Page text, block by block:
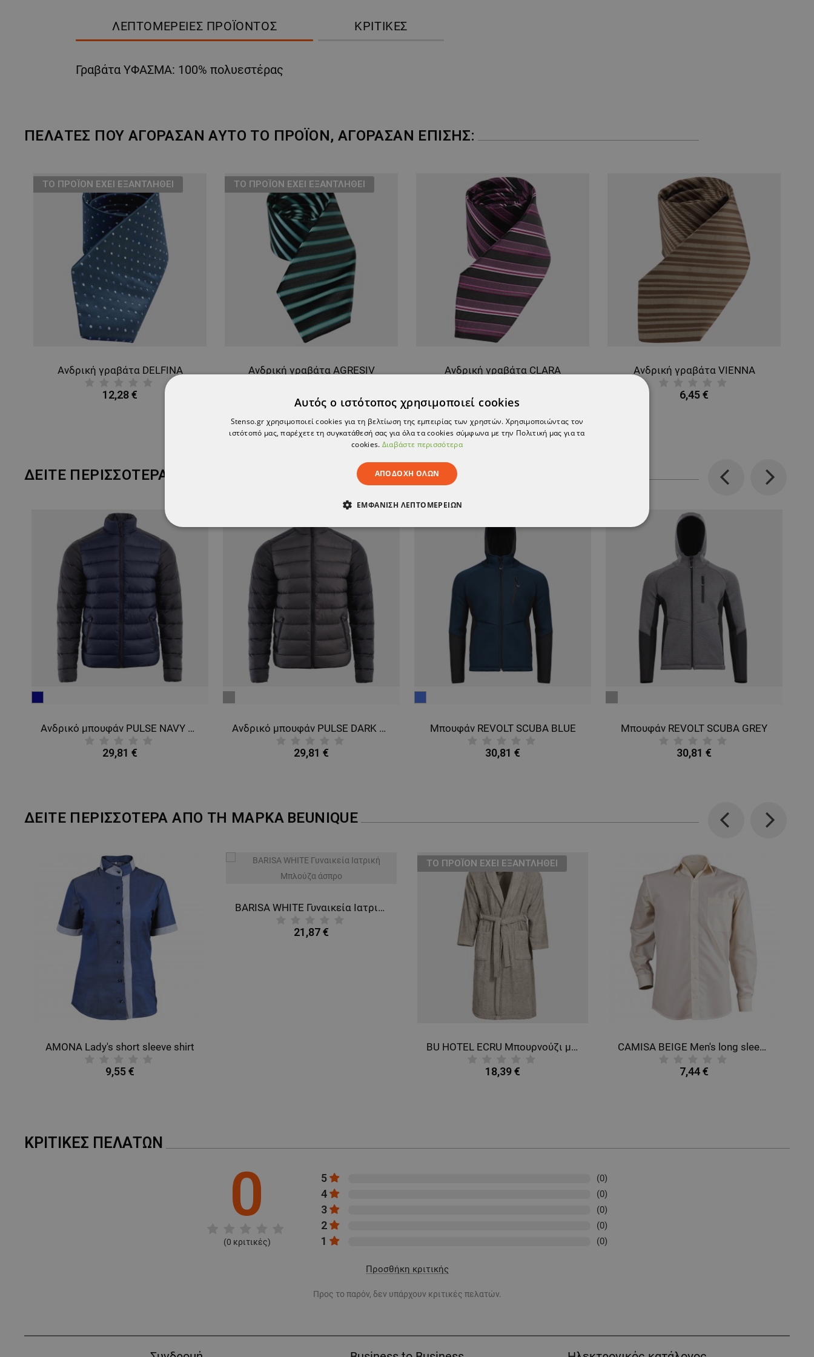
ΛΕΠΤΟΜΈΡΕΙΕΣ ΠΡΟΪΌΝΤΟΣ ΚΡΙΤΙΚΈΣ
Γραβάτα ΥΦΑΣΜΑ: 100% πολυεστέρας
ΠΕΛΆΤΕΣ ΠΟΥ ΑΓΌΡΑΣΑΝ ΑΥΤΌ ΤΟ ΠΡΟΪΌΝ, ΑΓΌΡΑΣΑΝ ΕΠΊΣΗΣ:
ТΟ ΠΡΟΪΌΝ ΈΧΕΙ ΕΞΑΝΤΛΗΘΕΊ
Ανδρική γραβάτα DELFINA
12,28 €
ТΟ ΠΡΟΪΌΝ ΈΧΕΙ ΕΞΑΝΤΛΗΘΕΊ
Ανδρική γραβάτα AGRESIV
3,97 €
Ανδρική γραβάτα CLARA Ανδρική γραβάτα VIENNA
6,45 €
ΔΕΊΤΕ ΠΕΡΙΣΣΌΤΕΡΑ
Previous
Ανδρικό μπουφάν PULSE NAVY BLUE/BLACK
29,81 €
Ανδρικό μπουφάν PULSE DARK GREY/BLACK
29,81 €
Μπουφάν REVOLT SCUBA BLUE
30,81 €
Μπουφάν REVOLT SCUBA GREY
30,81 €
Next
ΔΕΙΤΕ ΠΕΡΙΣΣΟΤΕΡΑ ΑΠΟ ΤΗ ΜΑΡΚΑ BEUNIQUE
Previous
AMONA Lady's short sleeve shirt
9,55 €
BARISA WHITE Γυναικεία Ιατρική Μπλούζα άσπρο
21,87 €
ТΟ ΠΡΟΪΌΝ ΈΧΕΙ ΕΞΑΝΤΛΗΘΕΊ
BU HOTEL ECRU Μπουρνούζι μπάνιου
18,39 €
CAMISA BEIGE Men's long sleeve shirt
7,44 €
Next
ΚΡΙΤΙΚΈΣ ΠΕΛΑΤΏΝ
0
(0 κριτικές)
5 (0)
4 (0)
3 (0)
2 (0)
1 (0)
Προσθήκη κριτικής
Προς το παρόν, δεν υπάρχουν κριτικές πελατών.
Αυτός ο ιστότοπος χρησιμοποιεί cookies
Stenso.gr χρησιμοποιεί cookies για τη βελτίωση της εμπειρίας των χρηστών. Χρησιμοποιώντας τον
ιστότοπό μας, παρέχετε τη συγκατάθεσή σας για όλα τα cookies σύμφωνα με την Πολιτική μας για τα
cookies. Διαβάστε περισσότερα
ΑΠΟΔΟΧΉ ΌΛΩΝ
ΕΜΦΆΝΙΣΗ ΛΕΠΤΟΜΕΡΕΙΏΝ
ΑΠΟΛΎΤΩΣ ΑΠΑΡΑΊΤΗΤΑ ΑΠΌΔΟΣΗΣ ΛΕΙΤΟΥΡΓΙΚΌΤΗΤΑΣ
ΜΗ ΤΑΞΙΝΟΜΗΜΈΝΑ